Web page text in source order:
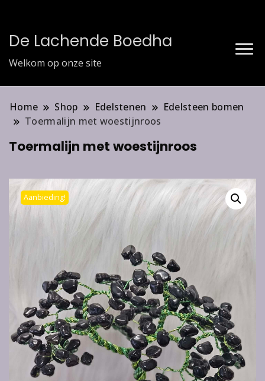
De Lachende Boedha
Welkom op onze site
Home Shop Edelstenen
Edelsteen bomen
Toermalijn met woestijnroos
Toermalijn met woestijnroos
Aanbieding!